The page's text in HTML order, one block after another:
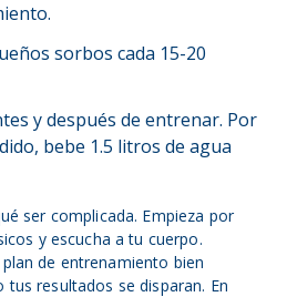
sorbos cada 15-20
y después de entrenar. Por
bebe 1.5 litros de agua
ser complicada. Empieza por
y escucha a tu cuerpo.
de entrenamiento bien
resultados se disparan. En